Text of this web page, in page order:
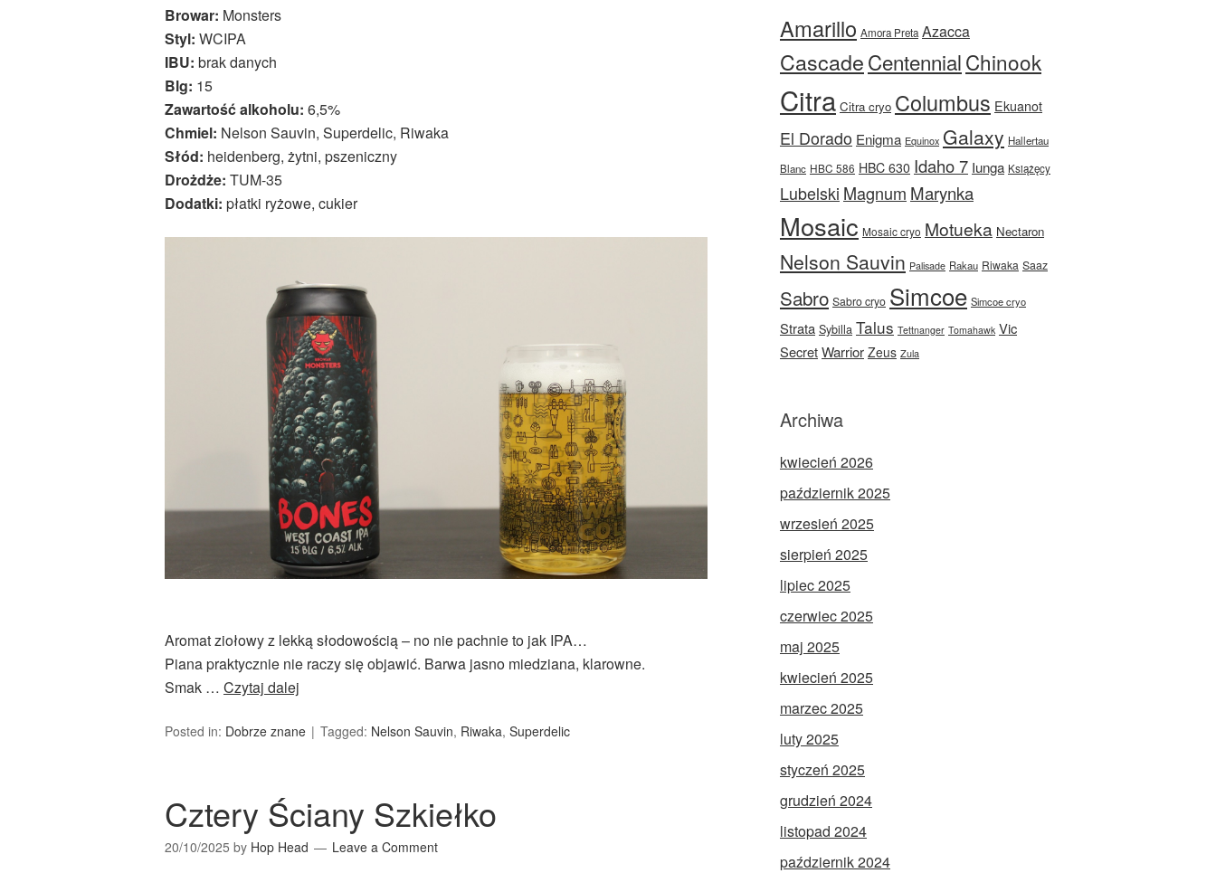
Browar: Monsters
Styl: WCIPA
IBU: brak danych
Blg: 15
Zawartość alkoholu: 6,5%
Chmiel: Nelson Sauvin, Superdelic, Riwaka
Słód: heidenberg, żytni, pszeniczny
Drożdże: TUM-35
Dodatki: płatki ryżowe, cukier
Aromat ziołowy z lekką słodowością – no nie pachnie to jak IPA…
Piana praktycznie nie raczy się objawić. Barwa jasno miedziana, klarowne.
Smak … Czytaj dalej
Posted in: Dobrze znane Tagged: Nelson Sauvin, Riwaka, Superdelic
Cztery Ściany Szkiełko
20/10/2025 by Hop Head Leave a Comment
Amarillo Amora Preta Azacca
CascadeCentennialChinook
Citra Citra cryo Columbus Ekuanot
El Dorado Enigma Equinox Galaxy Hallertau
Blanc HBC 586 HBC 630 Idaho 7 Iunga Książęcy
Lubelski Magnum Marynka
Mosaic Mosaic cryo Motueka Nectaron
Nelson Sauvin Palisade Rakau Riwaka Saaz
Sabro Sabro cryo Simcoe Simcoe cryo
Strata Sybilla Talus Tettnanger Tomahawk Vic
SecretWarrior Zeus Zula
Archiwa
kwiecień 2026
październik 2025
wrzesień 2025
sierpień 2025
lipiec 2025
czerwiec 2025
maj 2025
kwiecień 2025
marzec 2025
luty 2025
styczeń 2025
grudzień 2024
listopad 2024
październik 2024